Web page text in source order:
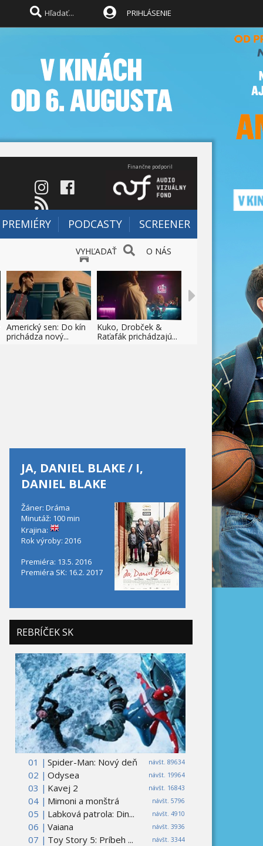
PRIHLÁSENIE
Finančne podporil
PREMIÉRY PODCASTY SCREENER
VYHĽADAŤ O NÁS
Americký sen: Do kín
prichádza nový...
Kuko, Drobček &
Raťafák prichádzajú...
JA, DANIEL BLAKE / I,
DANIEL BLAKE
Žáner: Dráma
Minutáž: 100 min
Krajina:
Rok výroby: 2016
Premiéra: 13.5. 2016
Premiéra SK: 16.2. 2017
REBRÍČEK SK
01 | návšt. 89634
Spider-Man: Nový deň
02 |
návšt. 19964
Odysea
03 |
návšt. 16843
Kavej 2
04 |
návšt. 5796
Mimoni a monštrá
05 |
návšt. 4910
Labková patrola: Din...
06 |
návšt. 3936
Vaiana
07 |
návšt. 3344
Toy Story 5: Príbeh ...